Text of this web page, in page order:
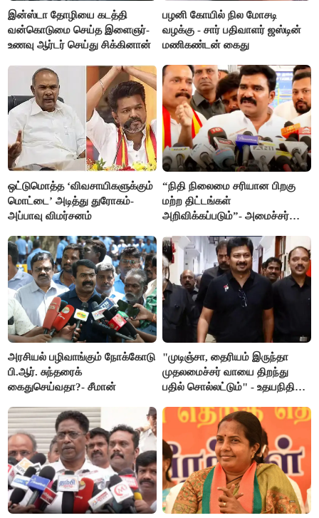
இன்ஸ்டா தோழியை கடத்தி
வன்கொடுமை செய்த இளைஞர்-
உணவு ஆர்டர் செய்து சிக்கினான்
பழனி கோயில் நில மோசடி
வழக்கு - சார் பதிவாளர் ஜஸ்டின்
மணிகண்டன் கைது
ஒட்டுமொத்த ‘விவசாயிகளுக்கும்
மொட்டை’ அடித்து துரோகம்-
அப்பாவு விமர்சனம்
“நிதி நிலைமை சரியான பிறகு
மற்ற திட்டங்கள்
அறிவிக்கப்படும்”- அமைச்சர்
அரசியல் பழிவாங்கும் நோக்கோடு
பி.ஆர். சுந்தரைக்
கைதுசெய்வதா?- சீமான்
"முடிஞ்சா, தைரியம் இருந்தா
முதலமைச்சர் வாயை திறந்து
பதில் சொல்லட்டும்" - உதயநிதி